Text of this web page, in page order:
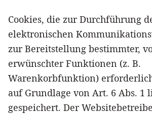
Cookies, die zur Durchführung
elektronischen
zur Bereitstellung bestimmter,
erwünschter Funktionen (z. B.
Warenkorbfunktion)
auf Grundlage von Art. 6 Abs. 1
gespeichert. Der